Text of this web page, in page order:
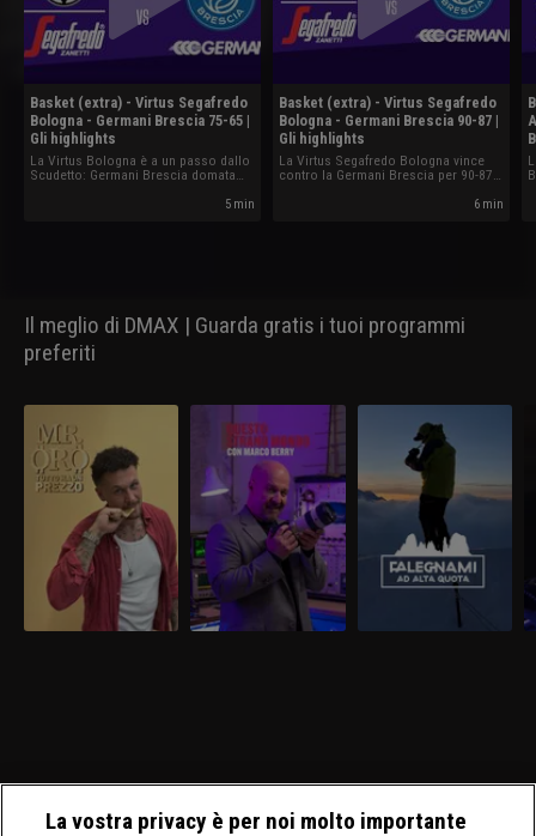
Basket (extra) - Virtus Segafredo
Bologna - Germani Brescia 75-65 |
Gli highlights
La Virtus Bologna è a un passo dallo
Scudetto: Germani Brescia domata
5 min
Basket (extra) - Virtus Segafredo
Bologna - Germani Brescia 90-87 |
Gli highlights
La Virtus Segafredo Bologna vince
contro la Germani Brescia per 90-87
6 min
Il meglio di DMAX | Guarda gratis i tuoi programmi
preferiti
La vostra privacy è per noi molto importante